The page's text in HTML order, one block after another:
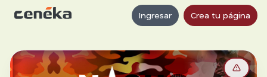
Ingresar Crea tu página